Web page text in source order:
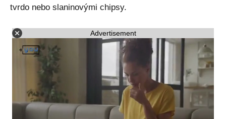
tvrdo nebo slaninovými chipsy.
Advertisement